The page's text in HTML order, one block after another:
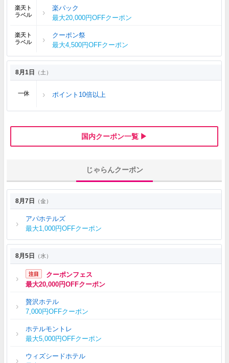
楽天ト
ラベル
楽パック
最大20,000円OFFクーポン
楽天ト
ラベル
クーポン祭
最大4,500円OFFクーポン
8月1日 （土）
一休 ポイント10倍以上
国内クーポン一覧 ▶
じゃらんクーポン
8月7日 （金）
アパホテルズ
最大1,000円OFFクーポン
8月5日 （水）
クーポンフェス
最大20,000円OFFクーポン
贅沢ホテル
7,000円OFFクーポン
ホテルモントレ
最大5,000円OFFクーポン
ウィズシードホテル